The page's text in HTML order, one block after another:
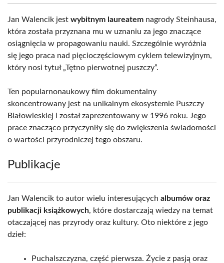
Jan Walencik jest wybitnym laureatem nagrody Steinhausa,
która została przyznana mu w uznaniu za jego znaczące
osiągnięcia w propagowaniu nauki. Szczególnie wyróżnia
się jego praca nad pięcioczęściowym cyklem telewizyjnym,
który nosi tytuł „Tętno pierwotnej puszczy”.
Ten popularnonaukowy film dokumentalny
skoncentrowany jest na unikalnym ekosystemie Puszczy
Białowieskiej i został zaprezentowany w 1996 roku. Jego
prace znacząco przyczyniły się do zwiększenia świadomości
o wartości przyrodniczej tego obszaru.
Publikacje
Jan Walencik to autor wielu interesujących albumów oraz
publikacji książkowych, które dostarczają wiedzy na temat
otaczającej nas przyrody oraz kultury. Oto niektóre z jego
dzieł:
Puchalszczyzna, część pierwsza. Życie z pasją oraz